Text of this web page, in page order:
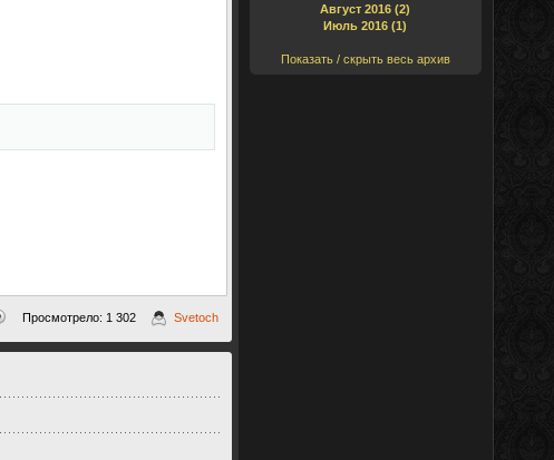
Просмотрело: 1 302 Svetoch
Август 2016 (2)
Июль 2016 (1)
Показать / скрыть весь архив